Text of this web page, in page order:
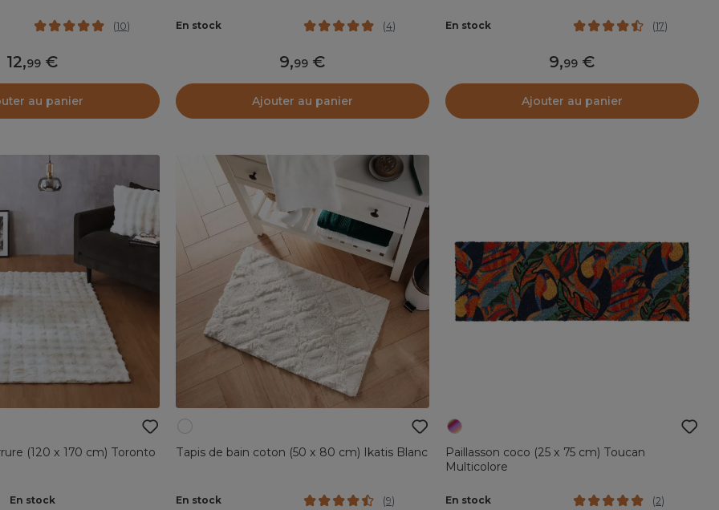
(10)
12,99
au panier
En stock (4)
9,99
Ajouter au panier
En stock (17)
9,99
Ajouter au panier
(120 x 170 cm) Toronto
En stock
Tapis de bain coton (50 x 80 cm) Ikatis Blanc
En stock (9)
Paillasson coco (25 x 75 cm) Toucan
Multicolore
En stock (2)